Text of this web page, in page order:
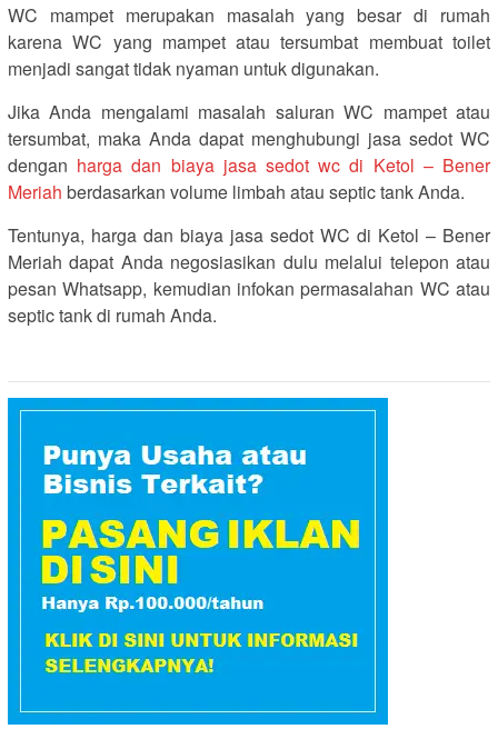
WC mampet merupakan masalah yang besar di rumah
karena WC yang mampet atau tersumbat membuat toilet
menjadi sangat tidak nyaman untuk digunakan.
Jika Anda mengalami masalah saluran WC mampet atau
tersumbat, maka Anda dapat menghubungi jasa sedot WC
dengan harga dan biaya jasa sedot wc di Ketol – Bener
Meriah berdasarkan volume limbah atau septic tank Anda.
Tentunya, harga dan biaya jasa sedot WC di Ketol – Bener
Meriah dapat Anda negosiasikan dulu melalui telepon atau
pesan Whatsapp, kemudian infokan permasalahan WC atau
septic tank di rumah Anda.